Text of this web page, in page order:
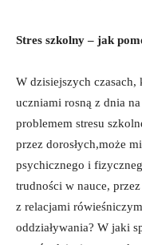
Stres szkolny – jak⁤
W dzisiejszych czasach,
uczniami rosną z dnia
problemem stresu
przez dorosłych,może
psychicznego i
trudności w nauce,
z relacjami
oddziaływania? W jaki